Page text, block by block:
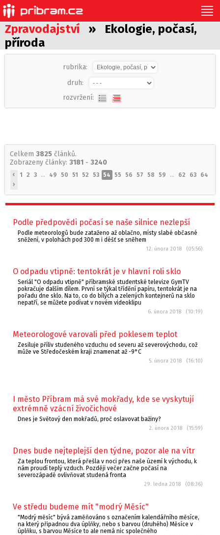
Zpravodajství » Ekologie, počasí,
příroda
rubrika:
druh:
rozvržení:
Celkem 3825 článků.
Zobrazeny články: 3181 - 3240
‹ 1 2 3 ... 49 50 51 52 53 54 55 56 57 58 59 ... 62 63 64
›
Podle předpovědi počasí se naše silnice nezlepší
Podle meteorologů bude zataženo až oblačno, místy slabé občasné
sněžení, v polohách pod 300 m i déšť se sněhem
12. února 2018 (05:56)
O odpadu vtipně: tentokrát je v hlavní roli sklo
Seriál "O odpadu vtipně" příbramské studentské televize GymTV
pokračuje dalším dílem. První se týkal třídění papíru, tentokrát je na
pořadu dne sklo. Na to, co do bílých a zelených kontejnerů na sklo
nepatří, se můžete podívat v novém videoklipu
6. února 2018 (10:19)
Meteorologové varovali před poklesem teplot
Zesiluje příliv studeného vzduchu od severu až severovýchodu, což
může ve Středočeském kraji znamenat až -9°C
5. února 2018 (16:10)
I město Příbram má své mokřady, kde se vyskytují
extrémně vzácní živočichové
Dnes je Světový den mokřadů, proč oslavovat bažiny?
2. února 2018 (15:59)
Dnes bude nejteplejší den týdne, pozor ale na vítr
Za teplou frontou, která přešla v noci přes naše území k východu, k
nám proudí teplý vzduch. Později večer začne počasí na
severozápadě ovlivňovat studená fronta
29. ledna 2018 (08:36)
Ve středu budeme mít "modrý Měsíc"
"Modrý měsíc" bývá zaměňováno s označením kalendářního měsíce,
na který připadnou dva úplňky, nebo s barvou (druhého) Měsíce v
úplňku, s barvou Měsíce to ale nemá nic společného